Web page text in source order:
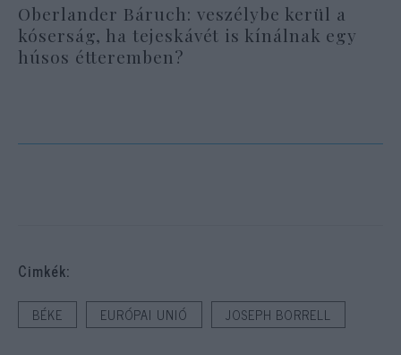
Oberlander Báruch: veszélybe kerül a
kóserság, ha tejeskávét is kínálnak egy
húsos étteremben?
Cimkék:
BÉKE EURÓPAI UNIÓ JOSEPH BORRELL